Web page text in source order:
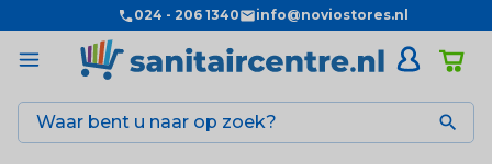
024 - 206 1340 info@noviostores.nl
